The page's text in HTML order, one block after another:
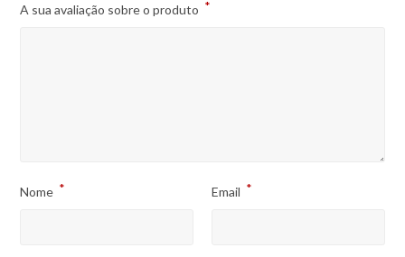
A sua avaliação sobre o produto *
Nome * Email *